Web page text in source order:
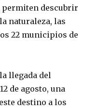
descubrir
naturaleza, las
22 municipios de
llegada del
de agosto, una
destino a los